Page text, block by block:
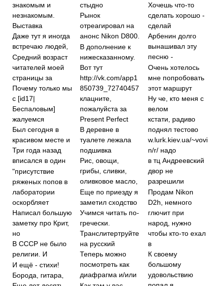
знакомым и
незнакомым.
Выставка
Даже тут я иногда
встречаю людей,
Средний возраст
читателей моей
страницы за
Почему только мы
с [id17|
Беспаловым]
жалуемся
Был сегодня в
красивом месте и
Три года назад
вписался в один
"присутствие
ряженых попов в
лаборатории
оскорбляет
Написал большую
заметку про Крит,
но
В СССР не было
религии. И
И ещё - стихи!
Борода, гитара,
стыдно
Рынок
отреагировал на
анонс Nikon D800.
В дополнение к
нижесказанному.
Вот тут
http://vk.com/app1
850739_72740457
клацните,
пожалуйста за
Present Perfect
В деревне в
туалете лежала
подшивка
Рис, овощи,
грибы, сливки,
оливковое масло,
Еще по приезду я
заметил сходство
Учимся читать по-
гречески.
Транслитертруйте
на русский
Теперь можно
посмотреть как
диафрагма и/или
Хочешь что-то
сделать хорошо -
сделай
Арбенин долго
вынашивал эту
песню -
Очень хотелось
мне попробовать
этот маршрут
Ну че, кто меня с
велом
кстати, радиво
поднял тестово
w.lurk.kiev.ua/~vovi
n/r/ надо
в тц Андреевский
двор не
разрешили
Продам Nikon
D2h, немного
глючит при
народ, нужно
чтобы кто-то ехал
в
К своему
большому
удовольствию